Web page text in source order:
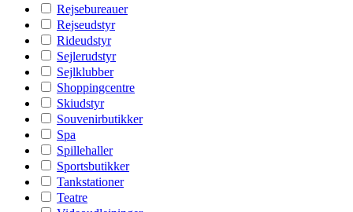
Rejsebureauer
Rejseudstyr
Rideudstyr
Sejlerudstyr
Sejlklubber
Shoppingcentre
Skiudstyr
Souvenirbutikker
Spa
Spillehaller
Sportsbutikker
Tankstationer
Teatre